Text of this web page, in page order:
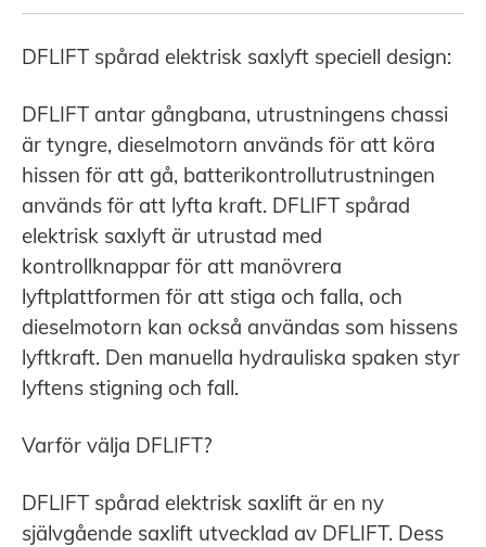
DFLIFT spårad elektrisk saxlyft speciell design:
DFLIFT antar gångbana, utrustningens chassi
är tyngre, dieselmotorn används för att köra
hissen för att gå, batterikontrollutrustningen
används för att lyfta kraft. DFLIFT spårad
elektrisk saxlyft är utrustad med
kontrollknappar för att manövrera
lyftplattformen för att stiga och falla, och
dieselmotorn kan också användas som hissens
lyftkraft. Den manuella hydrauliska spaken styr
lyftens stigning och fall.
Varför välja DFLIFT?
DFLIFT spårad elektrisk saxlift är en ny
självgående saxlift utvecklad av DFLIFT. Dess